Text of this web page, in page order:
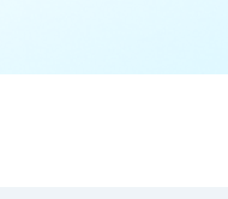
修复